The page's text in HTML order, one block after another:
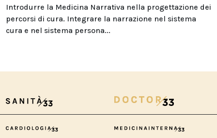
Introdurre la Medicina Narrativa nella progettazione dei
percorsi di cura. Integrare la narrazione nel sistema
cura e nel sistema persona...